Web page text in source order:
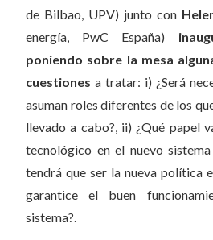
de Bilbao, UPV) junto con
energía, PwC España)
poniendo sobre la mesa
cuestiones a tratar: i) ¿Será
asuman roles diferentes de los
llevado a cabo?, ii) ¿Qué papel
tecnológico en el nuevo
tendrá que ser la nueva política
garantice el buen
sistema?.